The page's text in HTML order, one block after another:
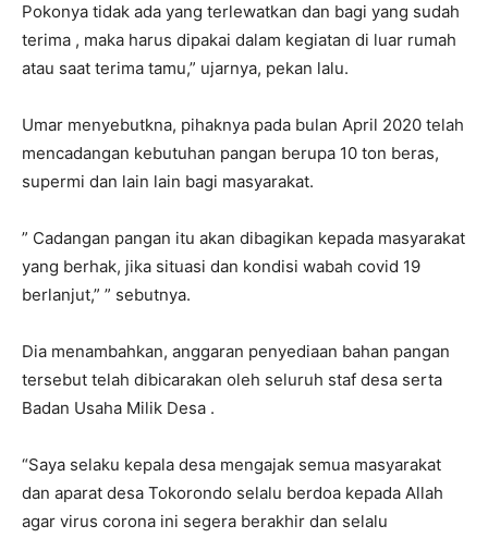
Pokonya tidak ada yang terlewatkan dan bagi yang sudah
terima , maka harus dipakai dalam kegiatan di luar rumah
atau saat terima tamu,” ujarnya, pekan lalu.
Umar menyebutkna, pihaknya pada bulan April 2020 telah
mencadangan kebutuhan pangan berupa 10 ton beras,
supermi dan lain lain bagi masyarakat.
” Cadangan pangan itu akan dibagikan kepada masyarakat
yang berhak, jika situasi dan kondisi wabah covid 19
berlanjut,” ” sebutnya.
Dia menambahkan, anggaran penyediaan bahan pangan
tersebut telah dibicarakan oleh seluruh staf desa serta
Badan Usaha Milik Desa .
“Saya selaku kepala desa mengajak semua masyarakat
dan aparat desa Tokorondo selalu berdoa kepada Allah
agar virus corona ini segera berakhir dan selalu